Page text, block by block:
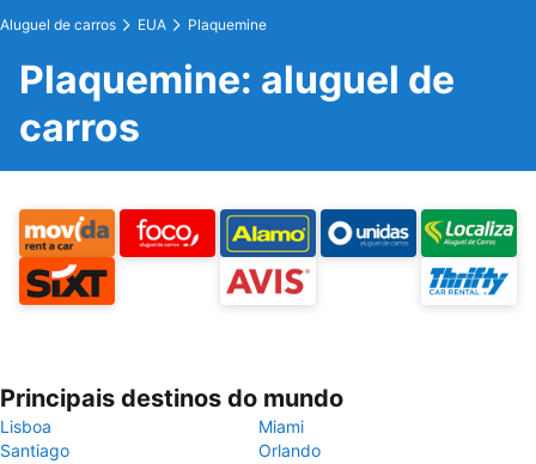
Aluguel de carros EUA Plaquemine
Plaquemine: aluguel de
carros
Principais destinos do mundo
Lisboa
Miami
Santiago
Orlando